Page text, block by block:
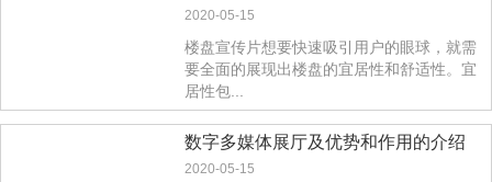
2020-05-15
楼盘宣传片想要快速吸引用户的眼球，就需
要全面的展现出楼盘的宜居性和舒适性。宜
居性包...
数字多媒体展厅及优势和作用的介绍
2020-05-15